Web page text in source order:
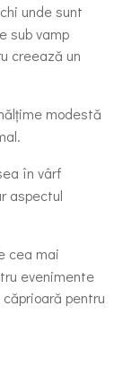
unde sunt
sub vamp
creează un
modestă
în vârf
aspectul
cea mai
evenimente
pentru